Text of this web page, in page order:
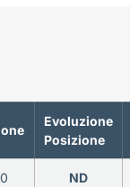
Evoluzione
Posizione
ND